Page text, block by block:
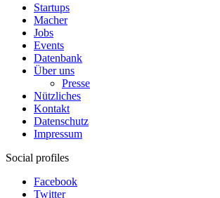
Startups
Macher
Jobs
Events
Datenbank
Über uns
Presse
Nützliches
Kontakt
Datenschutz
Impressum
Social profiles
Facebook
Twitter